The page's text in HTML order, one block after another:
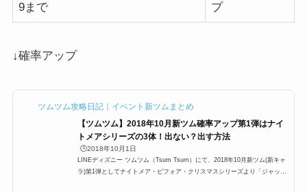
9まで
プ
↓確率アップ
ツムツム攻略日記｜イベント新ツムまとめ
【ツムツム】2018年10月新ツム確率アップ第1弾はナイ
トメアシリーズの3体！出ない？出す方法
🕒️2018年10月1日
LINEディズニー ツムツム（Tsum Tsum）にて、2018年10月新ツム(新キャ
ラ)第1弾としてナイトメア・ビフォア・クリスマスシリーズより「ジャック